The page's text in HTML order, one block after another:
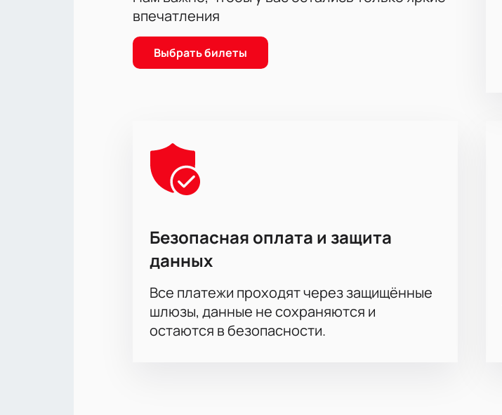
впечатления
Выбрать билеты
Безопасная оплата и защита
данных
Все платежи проходят через защищённые
шлюзы, данные не сохраняются и
остаются в безопасности.